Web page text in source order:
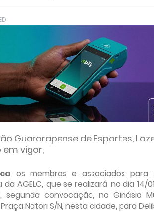
Guararapense de Esportes,
vigor,
os membros e associados para
da AGELC, que se realizará no dia 14/
segunda convocação, no Ginásio
Natori S/N, nesta cidade, para